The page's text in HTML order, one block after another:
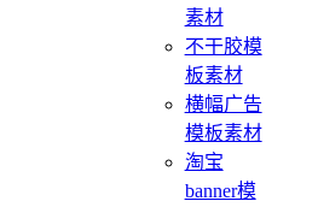
素材
不干胶模
板素材
横幅广告
模板素材
淘宝
banner模